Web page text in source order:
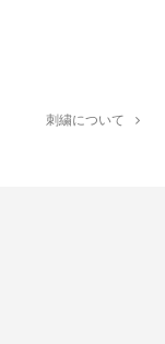
刺繍について